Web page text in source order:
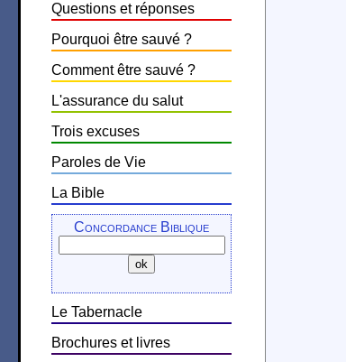
Questions et réponses
Pourquoi être sauvé ?
Comment être sauvé ?
L'assurance du salut
Trois excuses
Paroles de Vie
La Bible
Concordance Biblique
Le Tabernacle
Brochures et livres